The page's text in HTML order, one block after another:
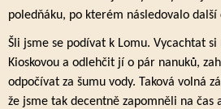
poledňáku, po kterém následovalo další
Šli jsme se podívat k Lomu. Vycachtat
Kioskovou a odlehčit jí o pár nanuků,
odpočívat za šumu vody. Taková volná
že jsme tak decentně zapomněli na čas